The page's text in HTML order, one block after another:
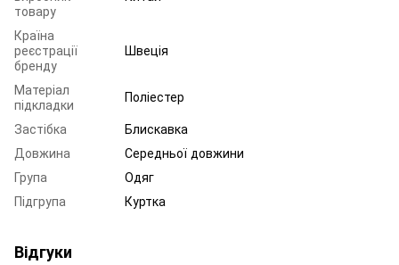
товару
Країна
реєстрації
бренду
Швеція
Матеріал
підкладки
Поліестер
Застібка
Блискавка
Довжина
Середньої довжини
Група
Одяг
Підгрупа
Куртка
Відгуки